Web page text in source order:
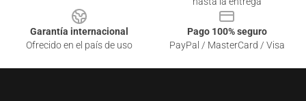
Garantía internacional
Ofrecido en el país de uso
Pago 100% seguro
PayPal / MasterCard / Visa